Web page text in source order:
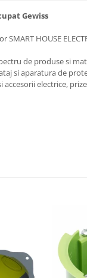
Gewiss
HOUSE
de produse si
si aparatura de
electrice,